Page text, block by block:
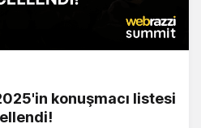
konuşmacı listesi